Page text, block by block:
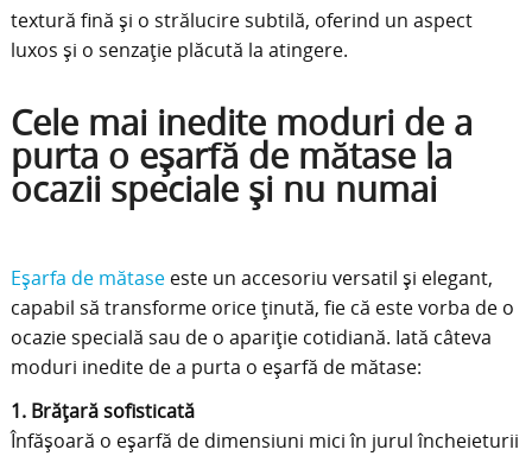
textură fină și o strălucire subtilă, oferind un aspect
luxos și o senzație plăcută la atingere.
Cele mai inedite moduri de a
purta o eșarfă de mătase la
ocazii speciale și nu numai
Eșarfa de mătaseeste un accesoriu versatil și elegant,
capabil să transforme orice ținută, fie că este vorba de o
ocazie specială sau de o apariție cotidiană. Iată câteva
moduri inedite de a purta o eșarfă de mătase:​
1. Brățară sofisticată
Înfășoară o eșarfă de dimensiuni mici în jurul încheieturii